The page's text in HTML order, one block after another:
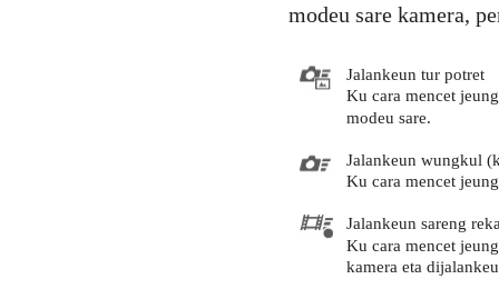
modeu sare kamera,
Jalankeun tur potret
Ku cara mencet
modeu sare.
Jalankeun wungkul
Ku cara mencet
Jalankeun sareng
Ku cara mencet
kamera eta